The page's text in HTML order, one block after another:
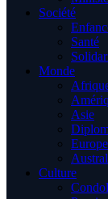
Société
Santé
Monde
Asie
Europe
Culture